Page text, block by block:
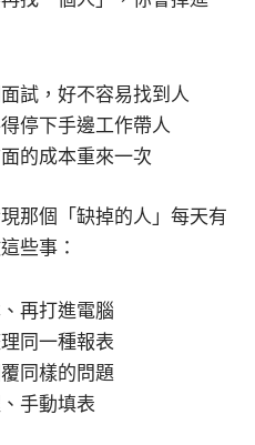
試，好不容易找到人
停下手邊工作帶人
的成本重來一次
那個「缺掉的人」每天有
些事：
再打進電腦
同一種報表
同樣的問題
手動填表